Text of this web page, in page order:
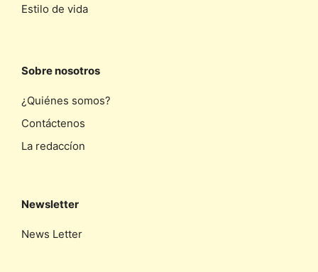
Estilo de vida
Sobre nosotros
¿Quiénes somos?
Contáctenos
La redaccíon
Newsletter
News Letter